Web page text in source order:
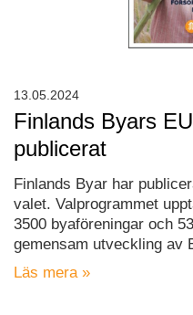
Finlands Byars
publicerat
Finlands Byar har
valet. Valprogrammet
3500 byaföreningar och
gemensam utveckling av
Läs mera »
13.05.2024